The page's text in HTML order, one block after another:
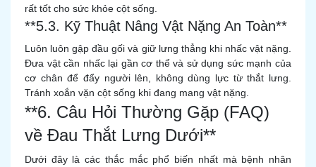
rất tốt cho sức khỏe cột sống.
**5.3. Kỹ Thuật Nâng Vật Nặng An Toàn**
Luôn luôn gập đầu gối và giữ lưng thẳng khi nhấc vật nặng.
Đưa vật cần nhấc lại gần cơ thể và sử dụng sức mạnh của
cơ chân để đẩy người lên, không dùng lực từ thắt lưng.
Tránh xoắn vặn cột sống khi đang mang vật nặng.
**6. Câu Hỏi Thường Gặp (FAQ)
về Đau Thắt Lưng Dưới**
Dưới đây là các thắc mắc phổ biến nhất mà bệnh nhân